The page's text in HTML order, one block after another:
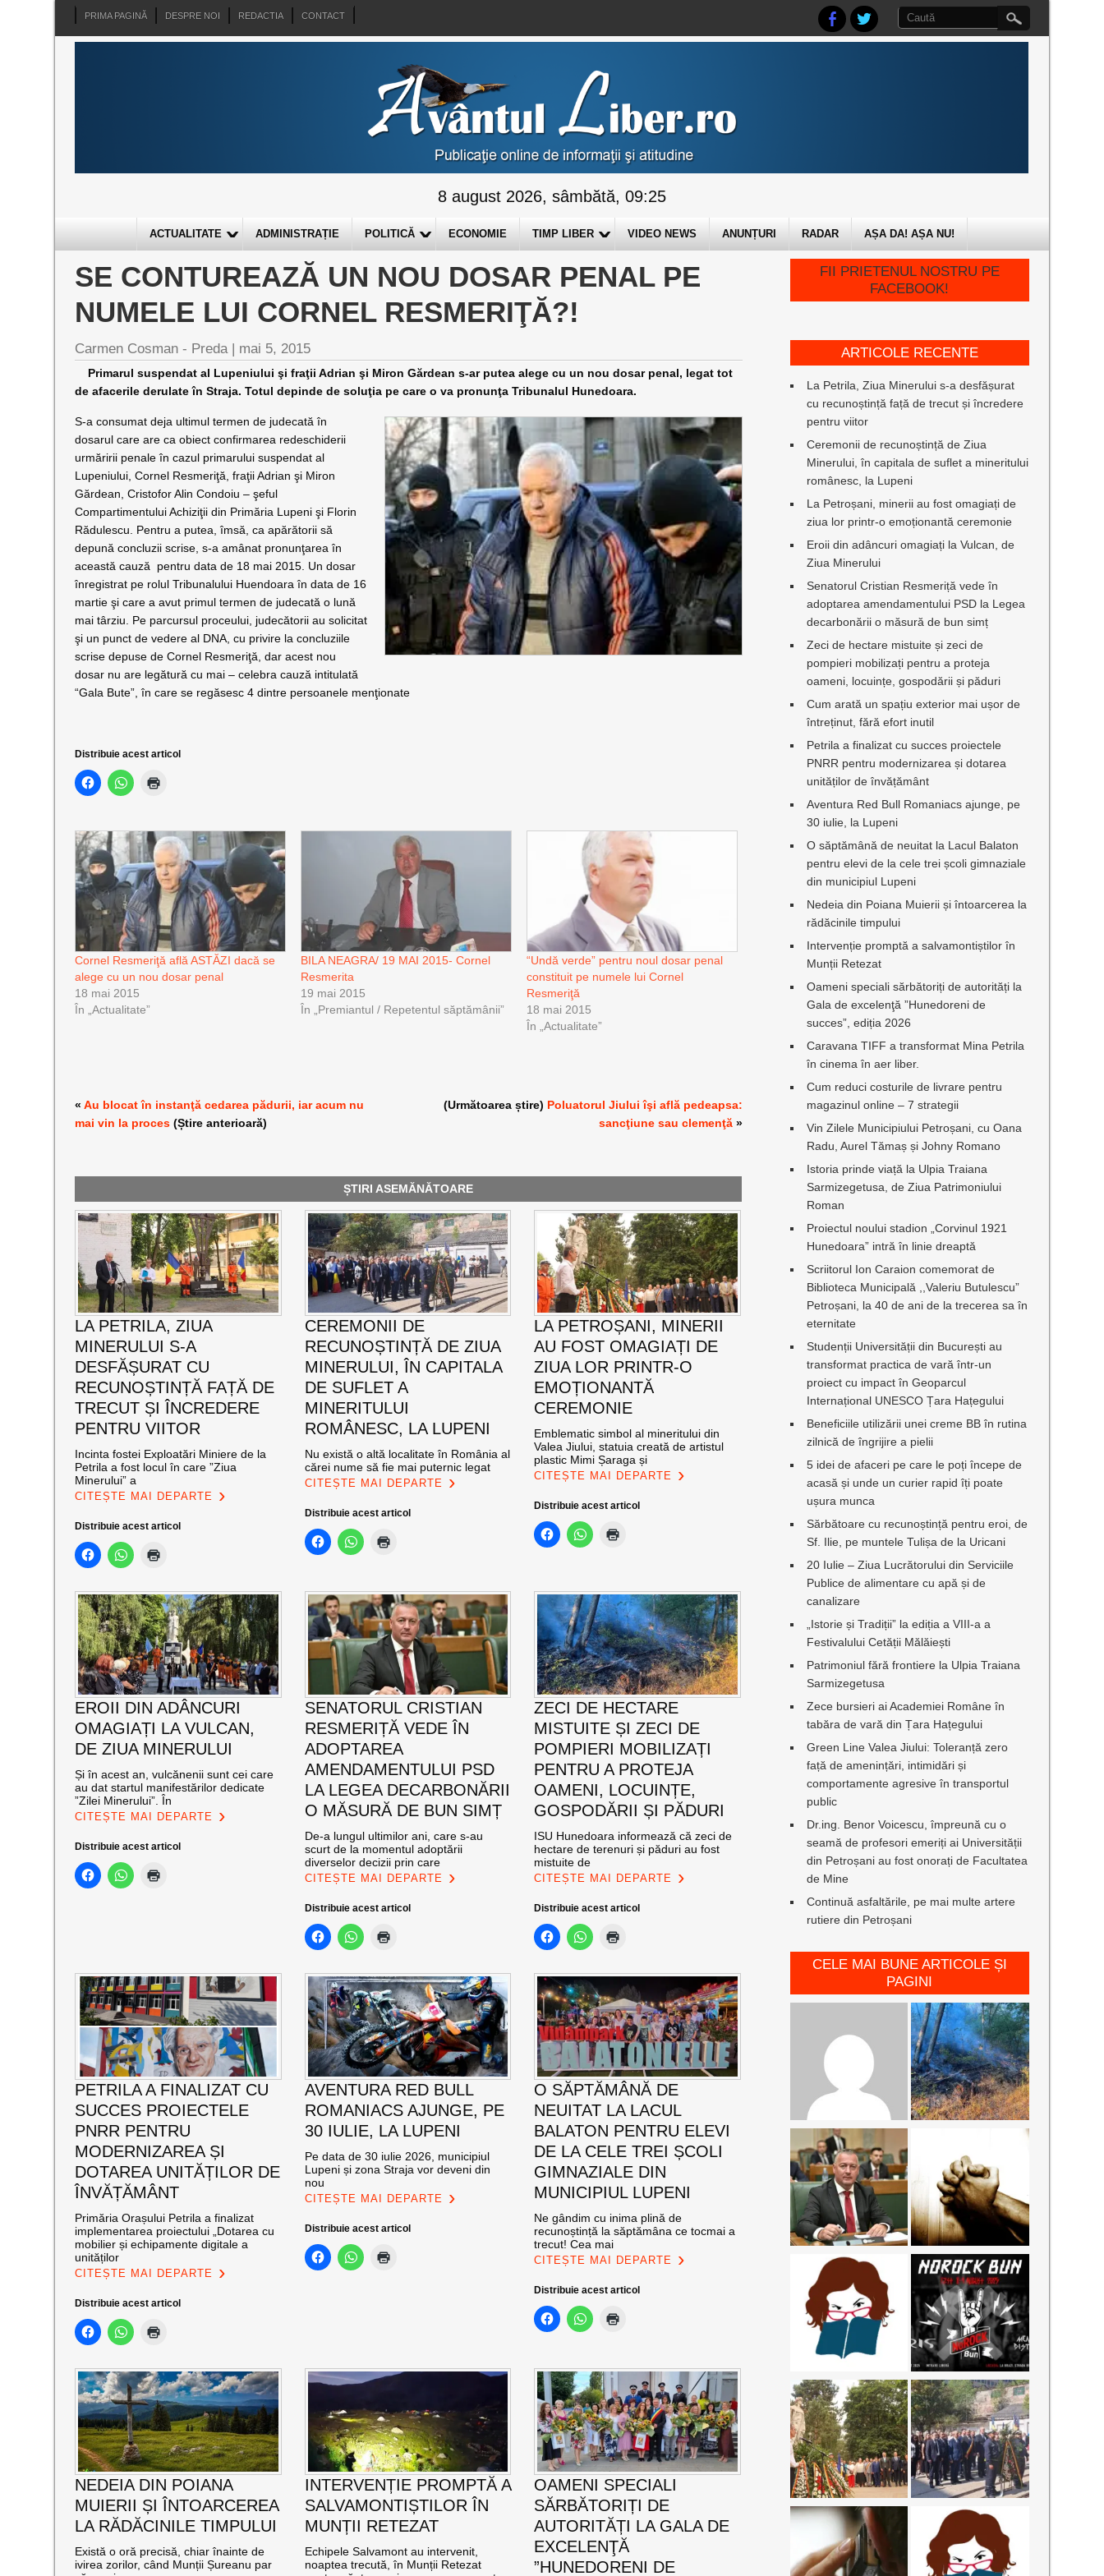
PRIMA PAGINĂ DESPRE NOI REDACTIA CONTACT
8 august 2026, sâmbătă, 09:25
ACTUALITATE ADMINISTRAȚIE POLITICĂ ECONOMIE TIMP LIBER VIDEO NEWS ANUNȚURI RADAR AȘA DA! AȘA NU!
SE CONTUREAZĂ UN NOU DOSAR PENAL PE
NUMELE LUI CORNEL RESMERIŢĂ?!
Carmen Cosman - Preda | mai 5, 2015
Primarul suspendat al Lupeniului şi fraţii Adrian şi Miron Gărdean s-ar putea alege cu un nou dosar penal, legat tot
de afacerile derulate în Straja. Totul depinde de soluţia pe care o va pronunţa Tribunalul Hunedoara.
S-a consumat deja ultimul termen de judecată în
dosarul care are ca obiect confirmarea redeschiderii
urmăririi penale în cazul primarului suspendat al
Lupeniului, Cornel Resmeriţă, fraţii Adrian şi Miron
Gărdean, Cristofor Alin Condoiu – şeful
Compartimentului Achiziţii din Primăria Lupeni şi Florin
Rădulescu. Pentru a putea, îmsă, ca apărătorii să
depună concluzii scrise, s-a amânat pronunţarea în
această cauză pentru data de 18 mai 2015. Un dosar
înregistrat pe rolul Tribunalului Huendoara în data de 16
martie şi care a avut primul termen de judecată o lună
mai târziu. Pe parcursul proceului, judecătorii au solicitat
şi un punct de vedere al DNA, cu privire la concluziile
scrise depuse de Cornel Resmeriţă, dar acest nou
dosar nu are legătură cu mai – celebra cauză intitulată
“Gala Bute”, în care se regăsesc 4 dintre persoanele menţionate
Distribuie acest articol
Cornel Resmeriţă află ASTĂZI dacă se
alege cu un nou dosar penal
18 mai 2015
În „Actualitate”
BILA NEAGRA/ 19 MAI 2015- Cornel
Resmerita
19 mai 2015
În „Premiantul / Repetentul săptămânii”
“Undă verde” pentru noul dosar penal
constituit pe numele lui Cornel
Resmeriţă
18 mai 2015
În „Actualitate”
«Au blocat în instanţă cedarea pădurii, iar acum nu
mai vin la proces (Știre anterioară)
(Următoarea știre) Poluatorul Jiului îşi află pedeapsa:
sancţiune sau clemenţă »
ȘTIRI ASEMĂNĂTOARE
LA PETRILA, ZIUA
MINERULUI S-A
DESFĂȘURAT CU
RECUNOȘTINȚĂ FAȚĂ DE
TRECUT ȘI ÎNCREDERE
PENTRU VIITOR
Incinta fostei Exploatări Miniere de la
Petrila a fost locul în care ”Ziua
Minerului” a
CITEȘTE MAI DEPARTE
Distribuie acest articol
CEREMONII DE
RECUNOȘTINȚĂ DE ZIUA
MINERULUI, ÎN CAPITALA
DE SUFLET A
MINERITULUI
ROMÂNESC, LA LUPENI
Nu există o altă localitate în România al
cărei nume să fie mai puternic legat
CITEȘTE MAI DEPARTE
Distribuie acest articol
LA PETROȘANI, MINERII
AU FOST OMAGIAȚI DE
ZIUA LOR PRINTR-O
EMOȚIONANTĂ
CEREMONIE
Emblematic simbol al mineritului din
Valea Jiului, statuia creată de artistul
plastic Mimi Șaraga și
CITEȘTE MAI DEPARTE
Distribuie acest articol
EROII DIN ADÂNCURI
OMAGIAȚI LA VULCAN,
DE ZIUA MINERULUI
Și în acest an, vulcănenii sunt cei care
au dat startul manifestărilor dedicate
”Zilei Minerului”. În
CITEȘTE MAI DEPARTE
Distribuie acest articol
SENATORUL CRISTIAN
RESMERIȚĂ VEDE ÎN
ADOPTAREA
AMENDAMENTULUI PSD
LA LEGEA DECARBONĂRII
O MĂSURĂ DE BUN SIMȚ
De-a lungul ultimilor ani, care s-au
scurt de la momentul adoptării
diverselor decizii prin care
CITEȘTE MAI DEPARTE
Distribuie acest articol
ZECI DE HECTARE
MISTUITE ȘI ZECI DE
POMPIERI MOBILIZAȚI
PENTRU A PROTEJA
OAMENI, LOCUINȚE,
GOSPODĂRII ȘI PĂDURI
ISU Hunedoara informează că zeci de
hectare de terenuri și păduri au fost
mistuite de
CITEȘTE MAI DEPARTE
Distribuie acest articol
PETRILA A FINALIZAT CU
SUCCES PROIECTELE
PNRR PENTRU
MODERNIZAREA ȘI
DOTAREA UNITĂȚILOR DE
ÎNVĂȚĂMÂNT
Primăria Orașului Petrila a finalizat
implementarea proiectului „Dotarea cu
mobilier și echipamente digitale a
unităților
CITEȘTE MAI DEPARTE
Distribuie acest articol
AVENTURA RED BULL
ROMANIACS AJUNGE, PE
30 IULIE, LA LUPENI
Pe data de 30 iulie 2026, municipiul
Lupeni și zona Straja vor deveni din
nou
CITEȘTE MAI DEPARTE
Distribuie acest articol
O SĂPTĂMÂNĂ DE
NEUITAT LA LACUL
BALATON PENTRU ELEVI
DE LA CELE TREI ȘCOLI
GIMNAZIALE DIN
MUNICIPIUL LUPENI
Ne gândim cu inima plină de
recunoștință la săptămâna ce tocmai a
trecut! Cea mai
CITEȘTE MAI DEPARTE
Distribuie acest articol
NEDEIA DIN POIANA
MUIERII ȘI ÎNTOARCEREA
LA RĂDĂCINILE TIMPULUI
Există o oră precisă, chiar înainte de
ivirea zorilor, când Munții Șureanu par
INTERVENȚIE PROMPTĂ A
SALVAMONTIȘTILOR ÎN
MUNȚII RETEZAT
Echipele Salvamont au intervenit,
noaptea trecută, în Munții Retezat
OAMENI SPECIALI
SĂRBĂTORIȚI DE
AUTORITĂȚI LA GALA DE
EXCELENŢĂ
”HUNEDORENI DE
FII PRIETENUL NOSTRU PE
FACEBOOK!
ARTICOLE RECENTE
La Petrila, Ziua Minerului s-a desfășurat
cu recunoștință față de trecut și încredere
pentru viitor
Ceremonii de recunoștință de Ziua
Minerului, în capitala de suflet a mineritului
românesc, la Lupeni
La Petroșani, minerii au fost omagiați de
ziua lor printr-o emoționantă ceremonie
Eroii din adâncuri omagiați la Vulcan, de
Ziua Minerului
Senatorul Cristian Resmeriță vede în
adoptarea amendamentului PSD la Legea
decarbonării o măsură de bun simț
Zeci de hectare mistuite și zeci de
pompieri mobilizați pentru a proteja
oameni, locuințe, gospodării și păduri
Cum arată un spațiu exterior mai ușor de
întreținut, fără efort inutil
Petrila a finalizat cu succes proiectele
PNRR pentru modernizarea și dotarea
unităților de învățământ
Aventura Red Bull Romaniacs ajunge, pe
30 iulie, la Lupeni
O săptămână de neuitat la Lacul Balaton
pentru elevi de la cele trei școli gimnaziale
din municipiul Lupeni
Nedeia din Poiana Muierii și întoarcerea la
rădăcinile timpului
Intervenție promptă a salvamontiștilor în
Munții Retezat
Oameni speciali sărbătoriți de autorități la
Gala de excelenţă ”Hunedoreni de
succes”, ediția 2026
Caravana TIFF a transformat Mina Petrila
în cinema în aer liber.
Cum reduci costurile de livrare pentru
magazinul online – 7 strategii
Vin Zilele Municipiului Petroșani, cu Oana
Radu, Aurel Tămaș și Johny Romano
Istoria prinde viață la Ulpia Traiana
Sarmizegetusa, de Ziua Patrimoniului
Roman
Proiectul noului stadion „Corvinul 1921
Hunedoara” intră în linie dreaptă
Scriitorul Ion Caraion comemorat de
Biblioteca Municipală ,,Valeriu Butulescu”
Petroșani, la 40 de ani de la trecerea sa în
eternitate
Studenții Universității din București au
transformat practica de vară într-un
proiect cu impact în Geoparcul
Internațional UNESCO Țara Hațegului
Beneficiile utilizării unei creme BB în rutina
zilnică de îngrijire a pielii
5 idei de afaceri pe care le poți începe de
acasă și unde un curier rapid îți poate
ușura munca
Sărbătoare cu recunoștință pentru eroi, de
Sf. Ilie, pe muntele Tulișa de la Uricani
20 Iulie – Ziua Lucrătorului din Serviciile
Publice de alimentare cu apă și de
canalizare
„Istorie și Tradiții” la ediția a VIII-a a
Festivalului Cetății Mălăiești
Patrimoniul fără frontiere la Ulpia Traiana
Sarmizegetusa
Zece bursieri ai Academiei Române în
tabăra de vară din Țara Hațegului
Green Line Valea Jiului: Toleranță zero
față de amenințări, intimidări și
comportamente agresive în transportul
public
Dr.ing. Benor Voicescu, împreună cu o
seamă de profesori emeriți ai Universității
din Petroșani au fost onorați de Facultatea
de Mine
Continuă asfaltările, pe mai multe artere
rutiere din Petroșani
CELE MAI BUNE ARTICOLE ȘI
PAGINI